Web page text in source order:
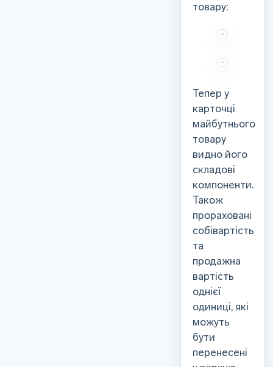
товару:
Тепер у
карточці
майбутнього
товару
видно його
складові
компоненти.
Також
прораховані
собівартість
та
продажна
вартість
однієї
одиниці, які
можуть
бути
перенесені